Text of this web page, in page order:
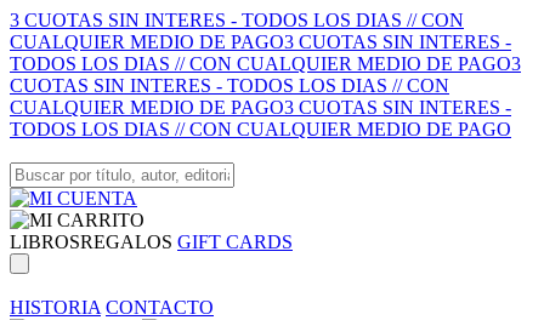
3 CUOTAS SIN INTERES - TODOS LOS DIAS // CON
CUALQUIER MEDIO DE PAGO3 CUOTAS SIN INTERES -
TODOS LOS DIAS // CON CUALQUIER MEDIO DE PAGO3
CUOTAS SIN INTERES - TODOS LOS DIAS // CON
CUALQUIER MEDIO DE PAGO3 CUOTAS SIN INTERES -
TODOS LOS DIAS // CON CUALQUIER MEDIO DE PAGO
LIBROSREGALOS GIFT CARDS
HISTORIA CONTACTO